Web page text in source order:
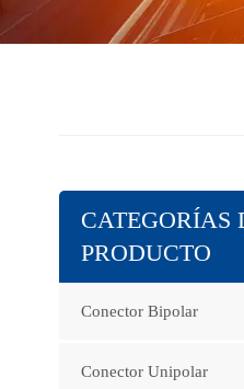
CATEGORÍAS
PRODUCTO
Conector Bipolar
Conector Unipolar